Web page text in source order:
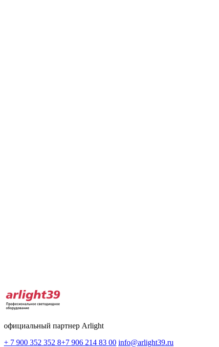
официальный партнер Arlight
+ 7 900 352 352 8+7 906 214 83 00 info@arlight39.ru